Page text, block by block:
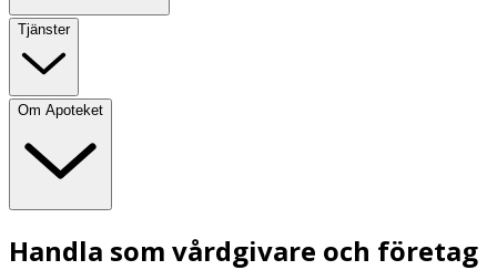
Tjänster
Om Apoteket
Handla som vårdgivare och företag